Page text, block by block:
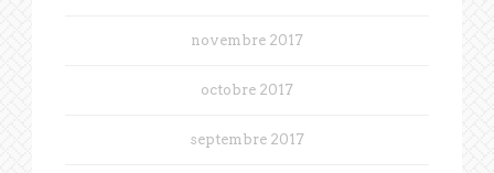
novembre 2017
octobre 2017
septembre 2017